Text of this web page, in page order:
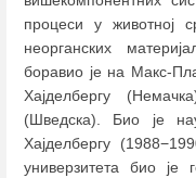
процеси у животној
неорганских
боравио је на Макс-
Хајделбергу
(Шведска). Био је
Хајделбергу
универзитета био је